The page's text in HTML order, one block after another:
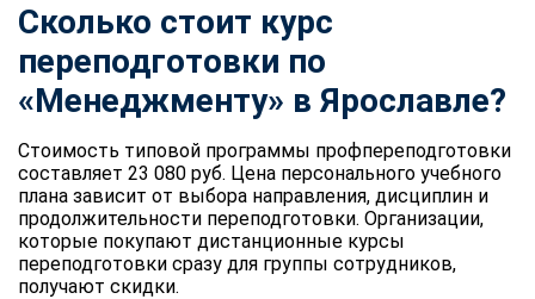
Сколько стоит курс
переподготовки по
«Менеджменту» в Ярославле?
Стоимость типовой программы профпереподготовки
составляет 23 080 руб. Цена персонального учебного
плана зависит от выбора направления, дисциплин и
продолжительности переподготовки. Организации,
которые покупают дистанционные курсы
переподготовки сразу для группы сотрудников,
получают скидки.